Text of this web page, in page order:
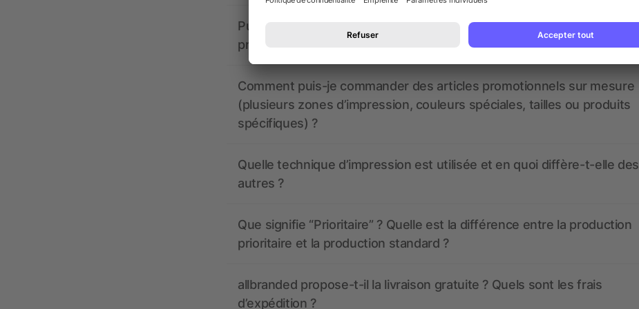
Puis-je voir à quoi ressembleront mes articles promotionnels avant la
production ?
Comment puis-je commander des articles promotionnels sur mesure
(plusieurs zones d’impression, couleurs spéciales, tailles ou produits
spécifiques) ?
Quelle technique d’impression est utilisée et en quoi diffère-t-elle des
autres ?
Que signifie “Prioritaire” ? Quelle est la différence entre la production
prioritaire et la production standard ?
allbranded propose-t-il la livraison gratuite ? Quels sont les frais
d’expédition ?